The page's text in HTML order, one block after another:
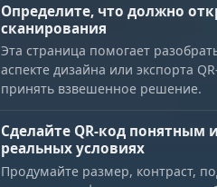
Определите, что должно
сканирования
Эта страница помогает
аспекте дизайна или экспорта
принять взвешенное решение.
Сделайте QR-код понятным
реальных условиях
Продумайте размер, контраст,